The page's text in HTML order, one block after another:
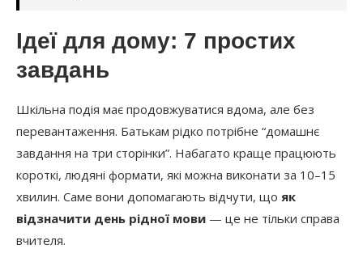
Ідеї для дому: 7 простих
завдань
Шкільна подія має продовжуватися вдома, але без
перевантаження. Батькам рідко потрібне “домашнє
завдання на три сторінки”. Набагато краще працюють
короткі, людяні формати, які можна виконати за 10–15
хвилин. Саме вони допомагають відчути, що як
відзначити день рідної мови — це не тільки справа
вчителя.